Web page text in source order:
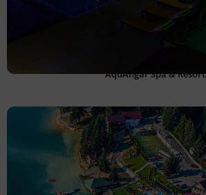
AquAngar Spa & Resort